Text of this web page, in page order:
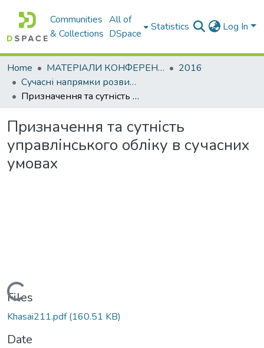
Communities
& Collections
All of
DSpace
Statistics Log In
Home МАТЕРІАЛИ КОНФЕРЕНЦІЙ
2016
Сучасні напрямки розвитку економіки і менеджменту на підприємствах України
Призначення та сутність управлінського обліку в сучасних умовах
Призначення та сутність
управлінського обліку в сучасних
умовах
Loading...
Files
Khasai211.pdf(160.51 KB)
Date